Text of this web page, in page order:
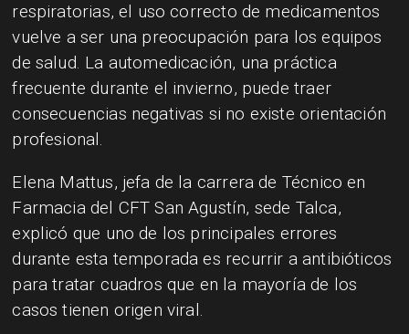
respiratorias, el uso correcto de medicamentos
vuelve a ser una preocupación para los equipos
de salud. La automedicación, una práctica
frecuente durante el invierno, puede traer
consecuencias negativas si no existe orientación
profesional.
Elena Mattus, jefa de la carrera de Técnico en
Farmacia del CFT San Agustín, sede Talca,
explicó que uno de los principales errores
durante esta temporada es recurrir a antibióticos
para tratar cuadros que en la mayoría de los
casos tienen origen viral.